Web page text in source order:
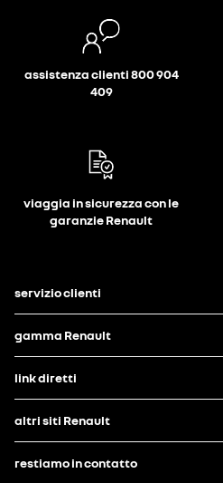
assistenza clienti 800 904
409
viaggia in sicurezza con le
garanzie Renault
servizio clienti
gamma Renault
link diretti
altri siti Renault
restiamo in contatto